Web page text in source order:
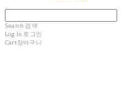
Search 검색
Log In 로그인
Cart장바구니